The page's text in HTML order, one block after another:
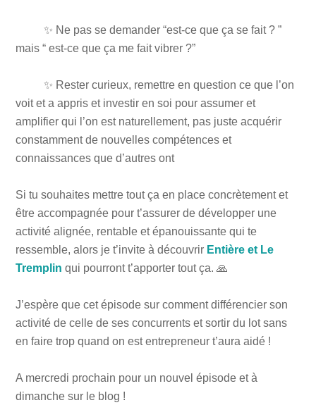
✨ Ne pas se demander “est-ce que ça se fait ? ”
mais “ est-ce que ça me fait vibrer ?”
✨ Rester curieux, remettre en question ce que l’on
voit et a appris et investir en soi pour assumer et
amplifier qui l’on est naturellement, pas juste acquérir
constamment de nouvelles compétences et
connaissances que d’autres ont
Si tu souhaites mettre tout ça en place concrètement et
être accompagnée pour t’assurer de développer une
activité alignée, rentable et épanouissante qui te
ressemble, alors je t’invite à découvrir Entière et Le
Tremplin qui pourront t’apporter tout ça. 🙏
J’espère que cet épisode sur comment différencier son
activité de celle de ses concurrents et sortir du lot sans
en faire trop quand on est entrepreneur t’aura aidé !
A mercredi prochain pour un nouvel épisode et à
dimanche sur le blog !